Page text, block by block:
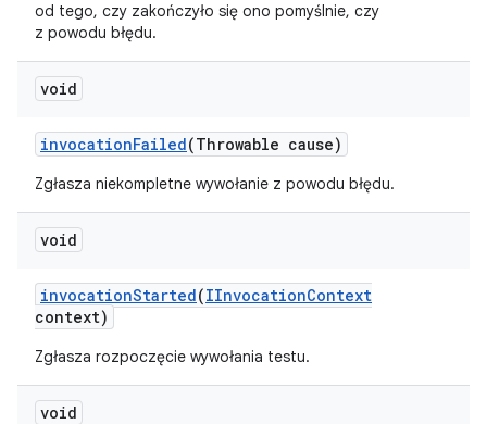
od tego, czy zakończyło się ono pomyślnie, czy
z powodu błędu.
void
invocationFailed(Throwable cause)
Zgłasza niekompletne wywołanie z powodu błędu.
void
invocationStarted(IInvocationContext
context)
Zgłasza rozpoczęcie wywołania testu.
void